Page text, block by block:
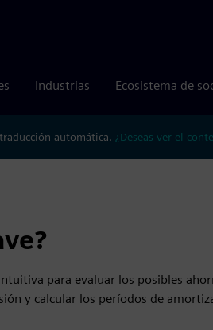
Industrias Ecosistema de
automática. ¿Deseas ver el
para evaluar los posibles
y calcular los períodos de